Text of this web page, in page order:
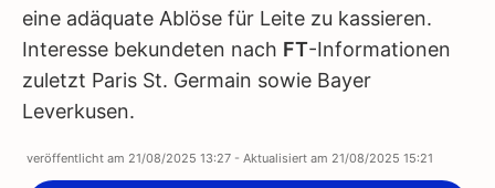
eine adäquate Ablöse für Leite zu kassieren.
Interesse bekundeten nach FT-Informationen
zuletzt Paris St. Germain sowie Bayer
Leverkusen.
veröffentlicht am 21/08/2025 13:27 - Aktualisiert am 21/08/2025 15:21